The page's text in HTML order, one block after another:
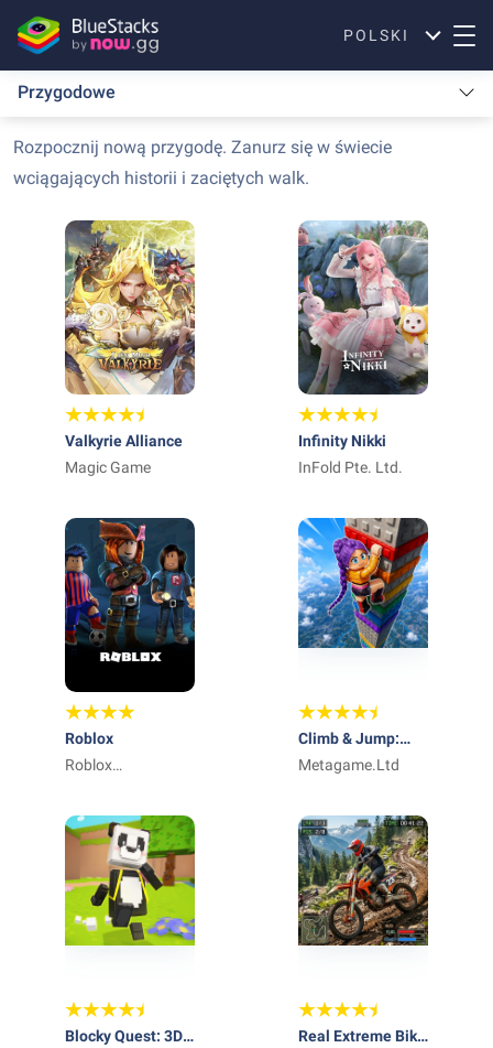
POLSKI
Przygodowe
Rozpocznij nową przygodę. Zanurz się w świecie
wciągających historii i zaciętych walk.
Valkyrie Alliance
Magic Game
Infinity Nikki
InFold Pte. Ltd.
Roblox
Roblox
Climb & Jump:
Obby 3D Tower
Metagame.Ltd
Blocky Quest: 3D
Real Extreme Bike